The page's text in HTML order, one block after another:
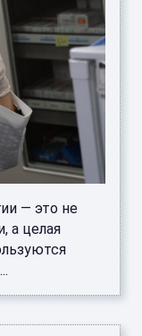
— это не
а целая